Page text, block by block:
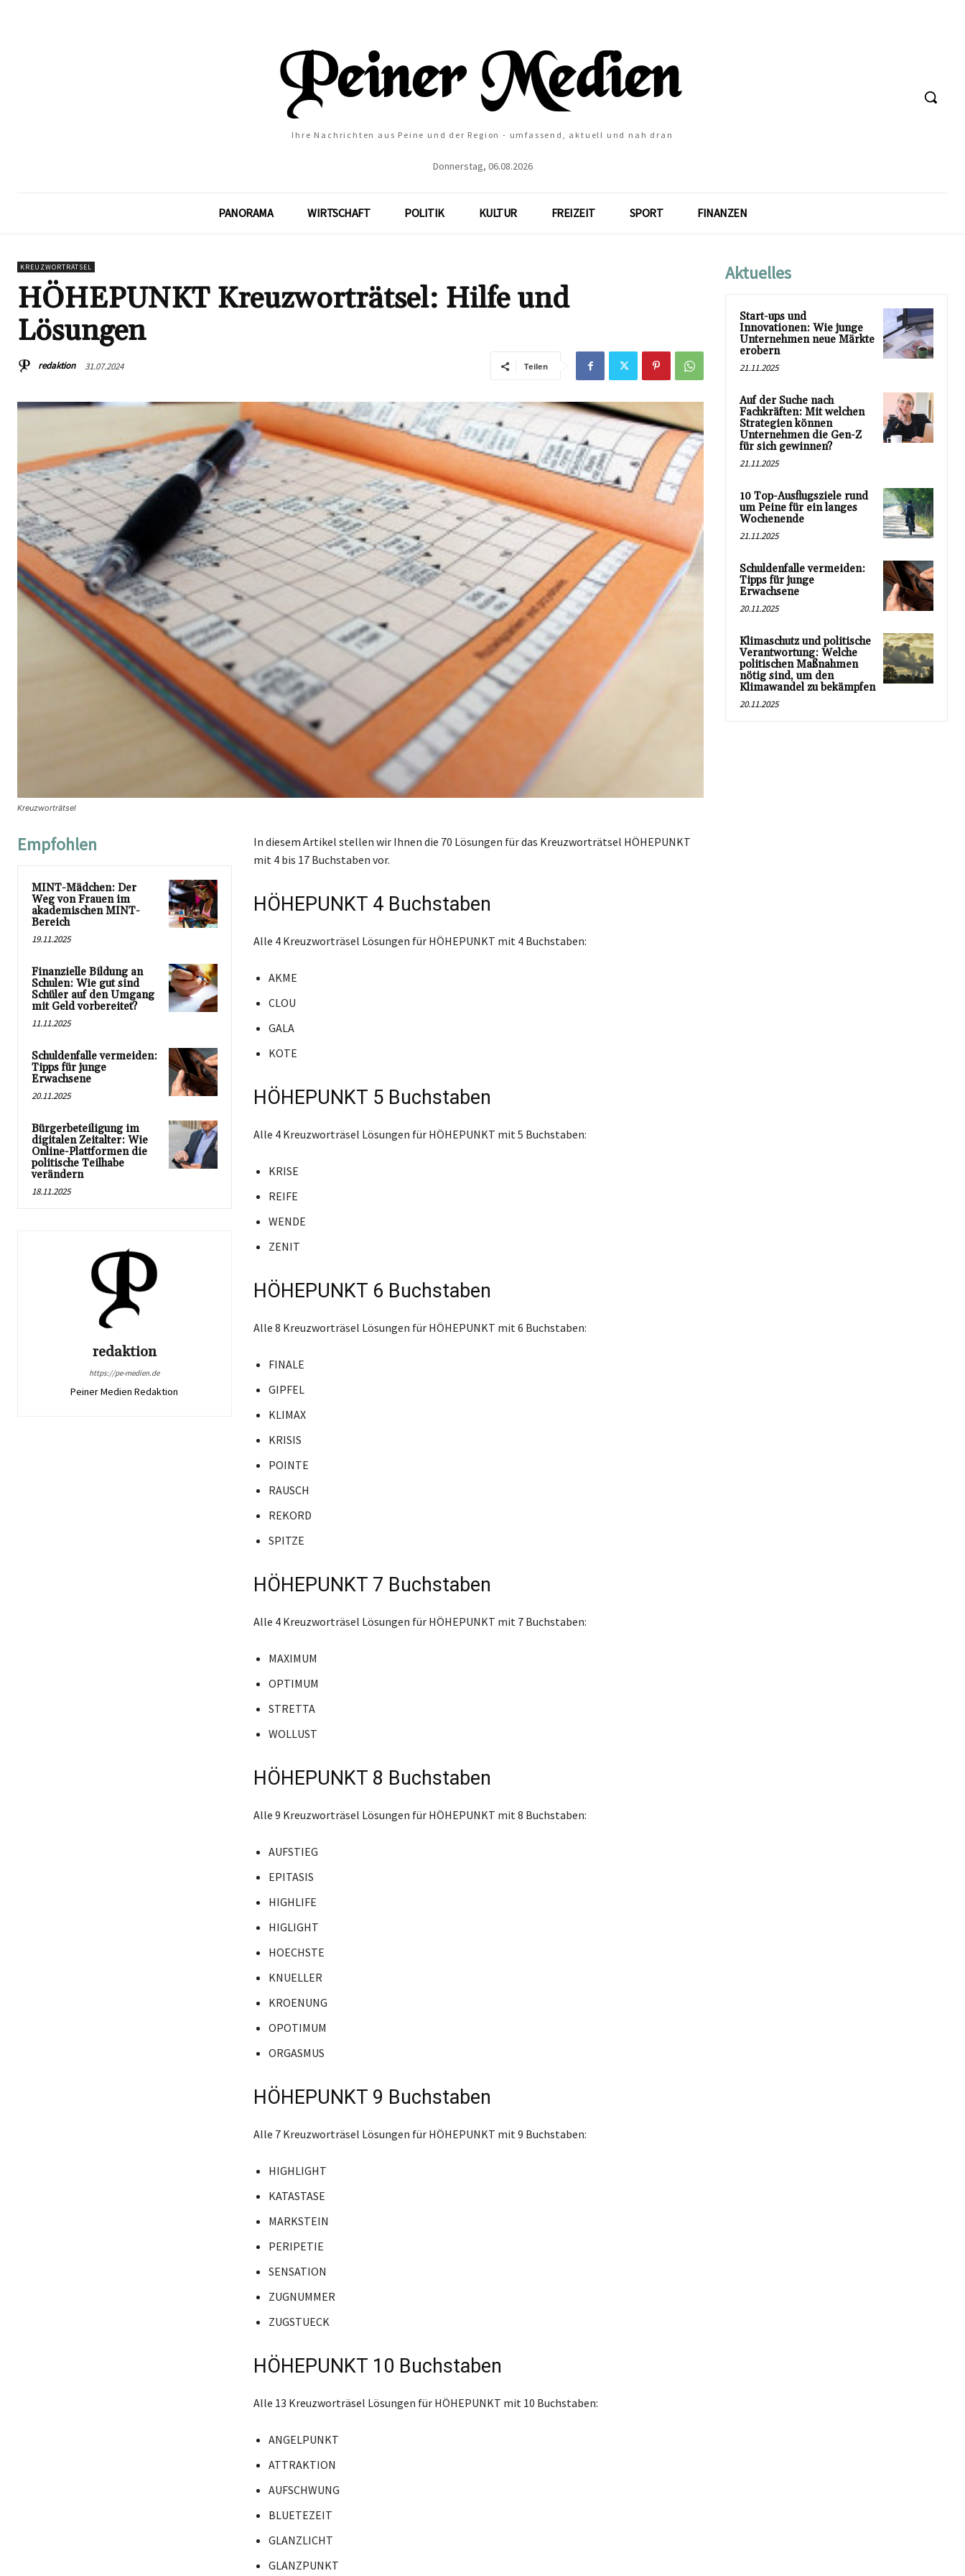
Ihre Nachrichten aus Peine und der Region - umfassend, aktuell und nah dran
Donnerstag, 06.08.2026
PANORAMA WIRTSCHAFT POLITIK KULTUR FREIZEIT SPORT FINANZEN
KREUZWORTRÄTSEL
HÖHEPUNKT Kreuzworträtsel: Hilfe und
Lösungen
redaktion 31.07.2024 Teilen
Kreuzworträtsel
Empfohlen
MINT-Mädchen: Der
Weg von Frauen im
akademischen MINT-
Bereich
19.11.2025
Finanzielle Bildung an
Schulen: Wie gut sind
Schüler auf den Umgang
mit Geld vorbereitet?
11.11.2025
Schuldenfalle vermeiden:
Tipps für junge
Erwachsene
20.11.2025
Bürgerbeteiligung im
digitalen Zeitalter: Wie
Online-Plattformen die
politische Teilhabe
verändern
18.11.2025
redaktion
https://pe-medien.de
Peiner Medien Redaktion
In diesem Artikel stellen wir Ihnen die 70 Lösungen für das Kreuzworträtsel HÖHEPUNKT
mit 4 bis 17 Buchstaben vor.
HÖHEPUNKT 4 Buchstaben
Alle 4 Kreuzworträsel Lösungen für HÖHEPUNKT mit 4 Buchstaben:
AKME
CLOU
GALA
KOTE
HÖHEPUNKT 5 Buchstaben
Alle 4 Kreuzworträsel Lösungen für HÖHEPUNKT mit 5 Buchstaben:
KRISE
REIFE
WENDE
ZENIT
HÖHEPUNKT 6 Buchstaben
Alle 8 Kreuzworträsel Lösungen für HÖHEPUNKT mit 6 Buchstaben:
FINALE
GIPFEL
KLIMAX
KRISIS
POINTE
RAUSCH
REKORD
SPITZE
HÖHEPUNKT 7 Buchstaben
Alle 4 Kreuzworträsel Lösungen für HÖHEPUNKT mit 7 Buchstaben:
MAXIMUM
OPTIMUM
STRETTA
WOLLUST
HÖHEPUNKT 8 Buchstaben
Alle 9 Kreuzworträsel Lösungen für HÖHEPUNKT mit 8 Buchstaben:
AUFSTIEG
EPITASIS
HIGHLIFE
HIGLIGHT
HOECHSTE
KNUELLER
KROENUNG
OPOTIMUM
ORGASMUS
HÖHEPUNKT 9 Buchstaben
Alle 7 Kreuzworträsel Lösungen für HÖHEPUNKT mit 9 Buchstaben:
HIGHLIGHT
KATASTASE
MARKSTEIN
PERIPETIE
SENSATION
ZUGNUMMER
ZUGSTUECK
HÖHEPUNKT 10 Buchstaben
Alle 13 Kreuzworträsel Lösungen für HÖHEPUNKT mit 10 Buchstaben:
ANGELPUNKT
ATTRAKTION
AUFSCHWUNG
BLUETEZEIT
GLANZLICHT
GLANZPUNKT
Aktuelles
Start-ups und
Innovationen: Wie junge
Unternehmen neue Märkte
erobern
21.11.2025
Auf der Suche nach
Fachkräften: Mit welchen
Strategien können
Unternehmen die Gen-Z
für sich gewinnen?
21.11.2025
10 Top-Ausflugsziele rund
um Peine für ein langes
Wochenende
21.11.2025
Schuldenfalle vermeiden:
Tipps für junge
Erwachsene
20.11.2025
Klimaschutz und politische
Verantwortung: Welche
politischen Maßnahmen
nötig sind, um den
Klimawandel zu bekämpfen
20.11.2025